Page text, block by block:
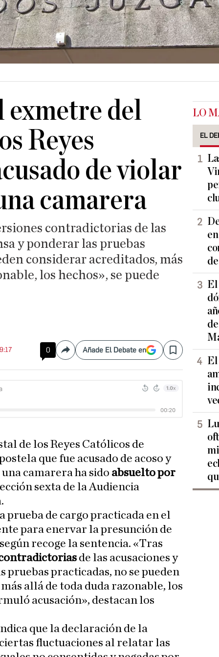
exmetre del
Reyes
de violar
camarera
contradictorias de las
y ponderar las pruebas
considerar acreditados, más
los hechos», se puede
0 CompartirAñade El Debate en Save
de los Reyes Católicos de
que fue acusado de acoso y
camarera ha sido absuelto por
sexta de la Audiencia
prueba de cargo practicada en el
para enervar la presunción de
recoge la sentencia. «Tras
de las acusaciones y
pruebas practicadas, no se pueden
allá de toda duda razonable, los
acusación», destacan los
que la declaración de la
fluctuaciones al relatar las
LO
EL
El
El